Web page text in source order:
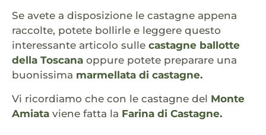
Se avete a disposizione le castagne appena
raccolte, potete bollirle e leggere questo
interessante articolo sulle castagne ballotte
della Toscana oppure potete preparare una
buonissima marmellata di castagne.
Vi ricordiamo che con le castagne del Monte
Amiata viene fatta la Farina di Castagne.